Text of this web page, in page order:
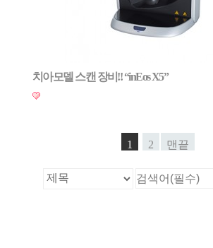
치아모델 스캔 장비!! “inEos X5”
1 2 맨끝